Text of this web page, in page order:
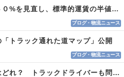
適正原価 実車率５０%を見直し、標準的運賃の半値の恐れも
ブログ・物流ニュース
トラック通れた道マップ」公開
ブログ・物流ニュース
自転車が従う信号はどれ？ トラックドライバーも問われる認識